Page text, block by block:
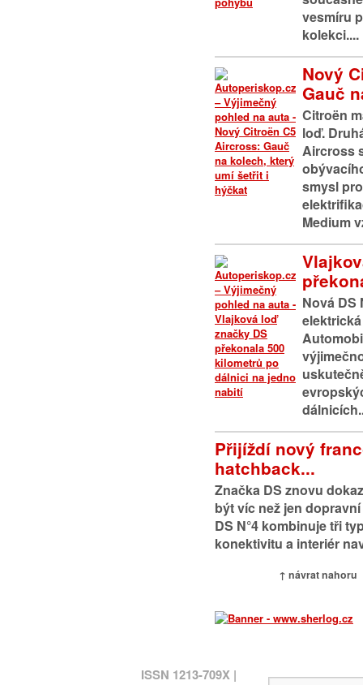
vesmíru
kolekci....
Nový
Gauč
Citroën
loď.
Aircross
smysl
Medium
Nová DS
Přijíždí nový
hatchback...
Značka DS znovu
být víc než jen
DS N°4 kombinuje tři
konektivitu a interiér
↑ návrat nahoru
ISSN 1213-709X |